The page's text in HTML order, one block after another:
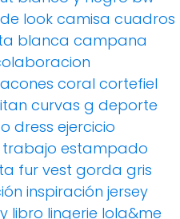
look camisa cuadros
blanca campana
coral cortefiel
curvas g deporte
dress ejercicio
trabajo estampado
fur vest gorda gris
inspiración jersey
libro lingerie lola&me